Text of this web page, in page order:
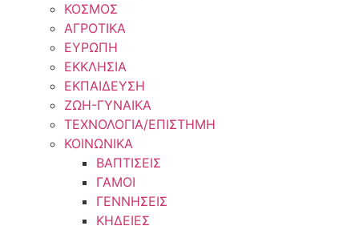
ΚΟΣΜΟΣ
ΑΓΡΟΤΙΚΑ
ΕΥΡΩΠΗ
ΕΚΚΛΗΣΙΑ
ΕΚΠΑΙΔΕΥΣΗ
ΖΩΗ-ΓΥΝΑΙΚΑ
ΤΕΧΝΟΛΟΓΙΑ/ΕΠΙΣΤΗΜΗ
ΚΟΙΝΩΝΙΚΑ
ΒΑΠΤΙΣΕΙΣ
ΓΑΜΟΙ
ΓΕΝΝΗΣΕΙΣ
ΚΗΔΕΙΕΣ